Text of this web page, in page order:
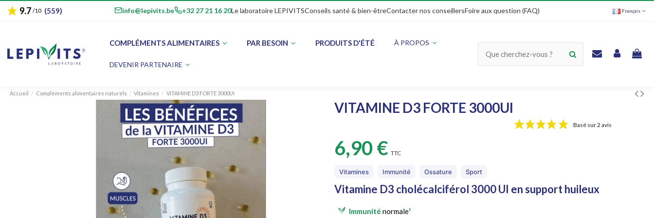
star9.7 /10 (559) emailinfo@lepivits.bephone
+32 27 21 16 20Le laboratoire LEPIVITSConseils santé & bien-êtreContacter nos conseillersFoire aux question (FAQ) Français
COMPLÉMENTS ALIMENTAIRES PAR BESOIN PRODUITS D'ÉTÉ À PROPOS
DEVENIR PARTENAIRE
Accueil Compléments alimentaires naturels Vitamines VITAMINE D3 FORTE 3000UI
VITAMINE D3 FORTE 3000UI
Basé sur 2 avis
6,90 € TTC
Vitamines Immunité Ossature Sport
Vitamine D3 cholécalciférol 3000 UI en support huileux
Immunité normale¹